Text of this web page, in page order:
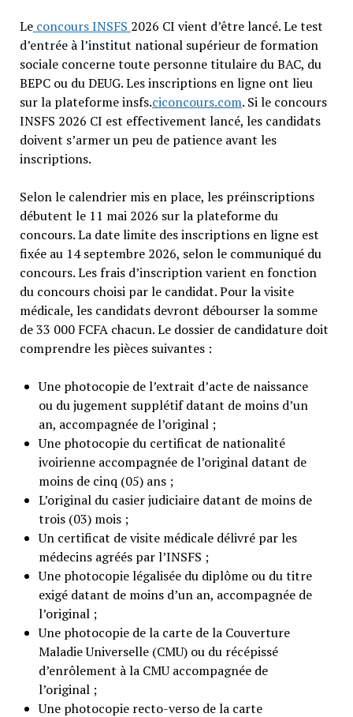
Leconcours INSFS 2026 CI vient d’être lancé. Le test
d’entrée à l’institut national supérieur de formation
sociale concerne toute personne titulaire du BAC, du
BEPC ou du DEUG. Les inscriptions en ligne ont lieu
sur la plateforme insfs.ciconcours.com. Si le concours
INSFS 2026 CI est effectivement lancé, les candidats
doivent s’armer un peu de patience avant les
inscriptions.
Selon le calendrier mis en place, les préinscriptions
débutent le 11 mai 2026 sur la plateforme du
concours. La date limite des inscriptions en ligne est
fixée au 14 septembre 2026, selon le communiqué du
concours. Les frais d’inscription varient en fonction
du concours choisi par le candidat. Pour la visite
médicale, les candidats devront débourser la somme
de 33 000 FCFA chacun. Le dossier de candidature doit
comprendre les pièces suivantes :
Une photocopie de l’extrait d’acte de naissance
ou du jugement supplétif datant de moins d’un
an, accompagnée de l’original ;
Une photocopie du certificat de nationalité
ivoirienne accompagnée de l’original datant de
moins de cinq (05) ans ;
L’original du casier judiciaire datant de moins de
trois (03) mois ;
Un certificat de visite médicale délivré par les
médecins agréés par l’INSFS ;
Une photocopie légalisée du diplôme ou du titre
exigé datant de moins d’un an, accompagnée de
l’original ;
Une photocopie de la carte de la Couverture
Maladie Universelle (CMU) ou du récépissé
d’enrôlement à la CMU accompagnée de
l’original ;
Une photocopie recto-verso de la carte